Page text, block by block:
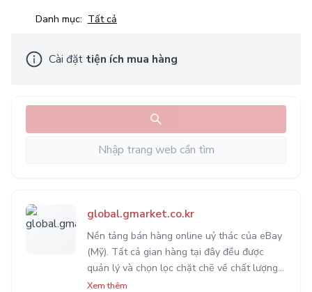
Danh mục: Tất cả
Cài đặt tiện ích mua hàng
global.gmarket.co.kr
Nền tảng bán hàng online uỷ thác của eBay
(Mỹ). Tất cả gian hàng tại đây đều được
quản lý và chọn lọc chặt chẽ về chất lượng
sản phẩm. Được xem là một trong những lựa
Xem thêm